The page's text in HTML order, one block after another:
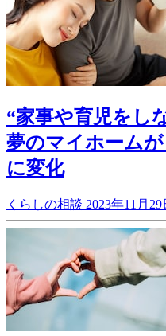
“家事や育児をし
夢のマイホーム
に変化
くらしの相談 2023年11月29